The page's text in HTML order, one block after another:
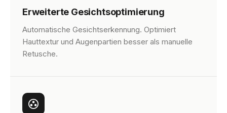
Erweiterte Gesichtsoptimierung
Automatische Gesichtserkennung. Optimiert
Hauttextur und Augenpartien besser als manuelle
Retusche.